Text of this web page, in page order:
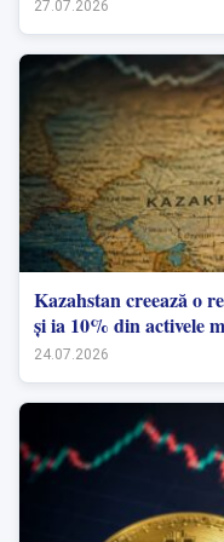
27.07.2026
Kazahstan creează o
și ia 10% din activele
24.07.2026